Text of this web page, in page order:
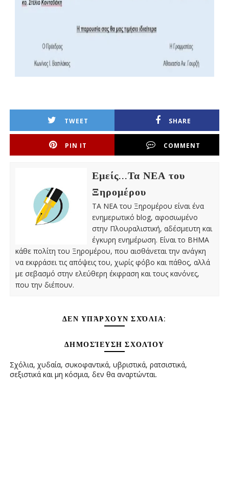
TWEET SHARE
PIN IT COMMENT
Εμείς...Τα ΝΕΑ του
Ξηρομέρου
ΤΑ ΝΕΑ του Ξηρομέρου είναι ένα
ενημερωτικό blog, αφοσιωμένο
στην Πλουραλιστική, αδέσμευτη και
έγκυρη ενημέρωση. Είναι το ΒΗΜΑ
κάθε πολίτη του Ξηρομέρου, που αισθάνεται την ανάγκη
να εκφράσει τις απόψεις του, χωρίς φόβο και πάθος, αλλά
με σεβασμό στην ελεύθερη έκφραση και τους κανόνες,
που την διέπουν.
ΔΕΝ ΥΠΆΡΧΟΥΝ ΣΧΌΛΙΑ:
ΔΗΜΟΣΊΕΥΣΗ ΣΧΟΛΊΟΥ
Σχόλια, χυδαία, συκοφαντικά, υβριστικά, ρατσιστικά,
σεξιστικά και μη κόσμια, δεν θα αναρτώνται.